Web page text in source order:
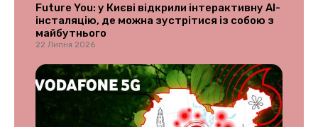
Future You: у Києві відкрили інтерактивну AI-
інсталяцію, де можна зустрітися із собою з
майбутнього
22 Липня 2026